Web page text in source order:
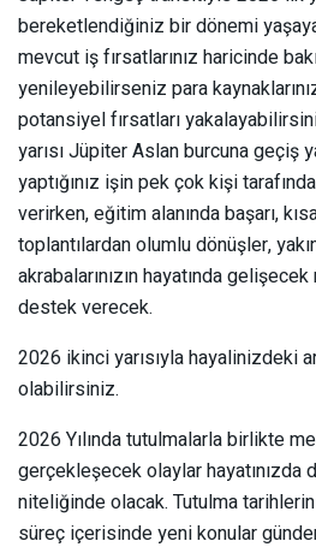
bereketlendiğiniz bir dönemi
mevcut iş fırsatlarınız haricinde
yenileyebilirseniz para
potansiyel fırsatları
yarısı Jüpiter Aslan burcuna geçiş
yaptığınız işin pek çok kişi
verirken, eğitim alanında başarı,
toplantılardan olumlu dönüşler,
akrabalarınızın hayatında
destek verecek.
2026 ikinci yarısıyla hayalinizdeki
olabilirsiniz.
2026 Yılında tutulmalarla birlikte
gerçekleşecek olaylar hayatınızda
niteliğinde olacak. Tutulma
süreç içerisinde yeni konular